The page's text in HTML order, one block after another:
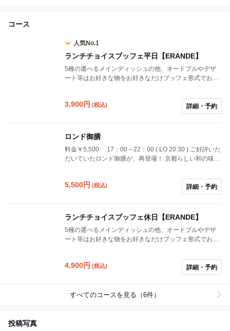
コース
人気No.1
ランチチョイスブッフェ平日【ERANDE】
5種の選べるメインディッシュの他、オードブルやデザ
ート等はお好きな物をお好きなだけブッフェ形式でお召
3,900円 (税込) 詳細・予約
ロンド御膳
料金￥5,500 17：00～22：00 ( LO 20:30 ) ご好評いた
だいていたロンド御膳が、再登場！ 京都らしい和の味覚
5,500円 (税込) 詳細・予約
ランチチョイスブッフェ休日【ERANDE】
5種の選べるメインディッシュの他、オードブルやデザ
ート等はお好きな物をお好きなだけブッフェ形式でお召
4,900円 (税込) 詳細・予約
すべてのコースを見る（6件）
投稿写真